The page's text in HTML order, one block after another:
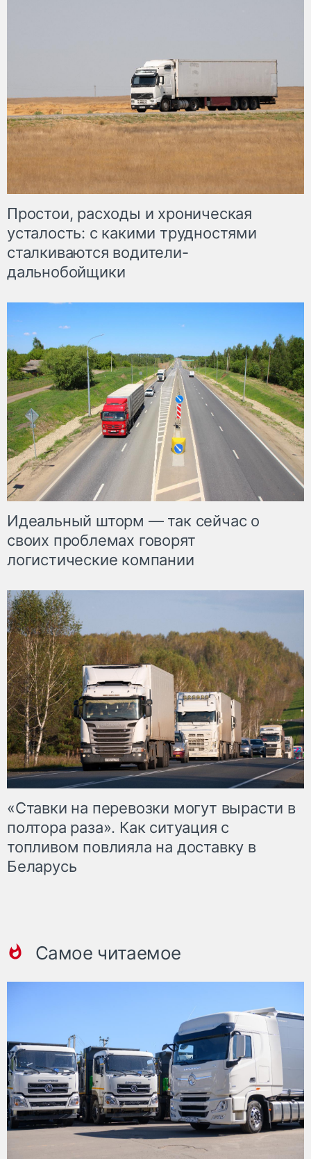
Простои, расходы и хроническая
усталость: с какими трудностями
сталкиваются водители-
дальнобойщики
Идеальный шторм — так сейчас о
своих проблемах говорят
логистические компании
«Ставки на перевозки могут вырасти в
полтора раза». Как ситуация с
топливом повлияла на доставку в
Беларусь
Самое читаемое